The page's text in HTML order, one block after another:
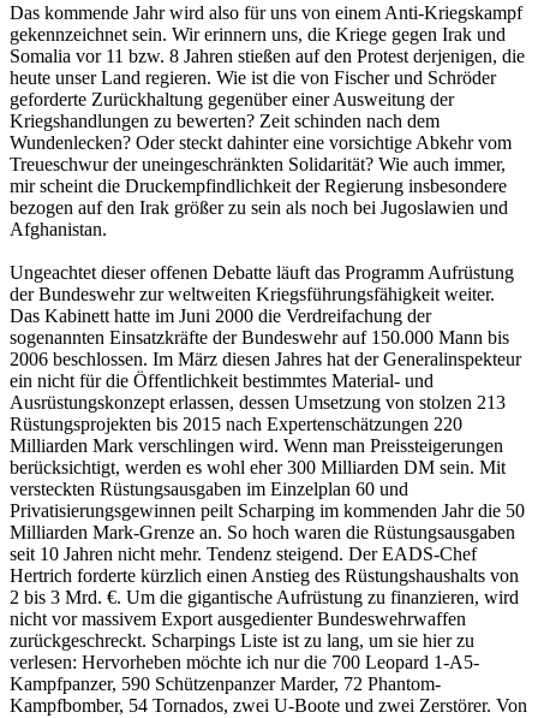
Das kommende Jahr wird also für uns von einem Anti-Kriegskampf
gekennzeichnet sein. Wir erinnern uns, die Kriege gegen Irak und
Somalia vor 11 bzw. 8 Jahren stießen auf den Protest derjenigen, die
heute unser Land regieren. Wie ist die von Fischer und Schröder
geforderte Zurückhaltung gegenüber einer Ausweitung der
Kriegshandlungen zu bewerten? Zeit schinden nach dem
Wundenlecken? Oder steckt dahinter eine vorsichtige Abkehr vom
Treueschwur der uneingeschränkten Solidarität? Wie auch immer,
mir scheint die Druckempfindlichkeit der Regierung insbesondere
bezogen auf den Irak größer zu sein als noch bei Jugoslawien und
Afghanistan.
Ungeachtet dieser offenen Debatte läuft das Programm Aufrüstung
der Bundeswehr zur weltweiten Kriegsführungsfähigkeit weiter.
Das Kabinett hatte im Juni 2000 die Verdreifachung der
sogenannten Einsatzkräfte der Bundeswehr auf 150.000 Mann bis
2006 beschlossen. Im März diesen Jahres hat der Generalinspekteur
ein nicht für die Öffentlichkeit bestimmtes Material- und
Ausrüstungskonzept erlassen, dessen Umsetzung von stolzen 213
Rüstungsprojekten bis 2015 nach Expertenschätzungen 220
Milliarden Mark verschlingen wird. Wenn man Preissteigerungen
berücksichtigt, werden es wohl eher 300 Milliarden DM sein. Mit
versteckten Rüstungsausgaben im Einzelplan 60 und
Privatisierungsgewinnen peilt Scharping im kommenden Jahr die 50
Milliarden Mark-Grenze an. So hoch waren die Rüstungsausgaben
seit 10 Jahren nicht mehr. Tendenz steigend. Der EADS-Chef
Hertrich forderte kürzlich einen Anstieg des Rüstungshaushalts von
2 bis 3 Mrd. €. Um die gigantische Aufrüstung zu finanzieren, wird
nicht vor massivem Export ausgedienter Bundeswehrwaffen
zurückgeschreckt. Scharpings Liste ist zu lang, um sie hier zu
verlesen: Hervorheben möchte ich nur die 700 Leopard 1-A5-
Kampfpanzer, 590 Schützenpanzer Marder, 72 Phantom-
Kampfbomber, 54 Tornados, zwei U-Boote und zwei Zerstörer. Von